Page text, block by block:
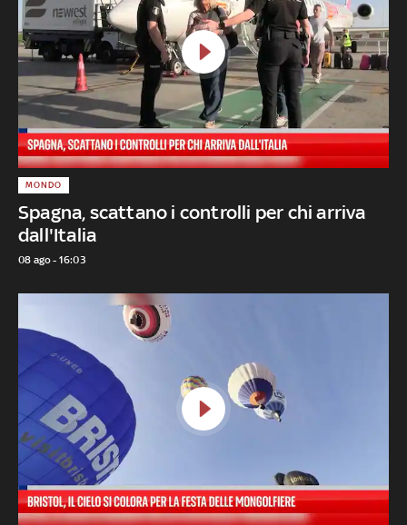
Spagna, scattano i controlli per chi arriva
dall'Italia
MONDO
08 ago - 16:03